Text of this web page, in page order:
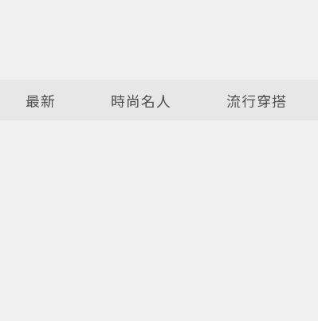
最新 時尚名人 流行穿搭